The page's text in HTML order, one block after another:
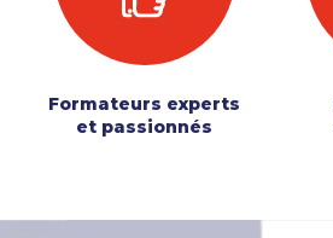
Formateurs experts
et passionnés